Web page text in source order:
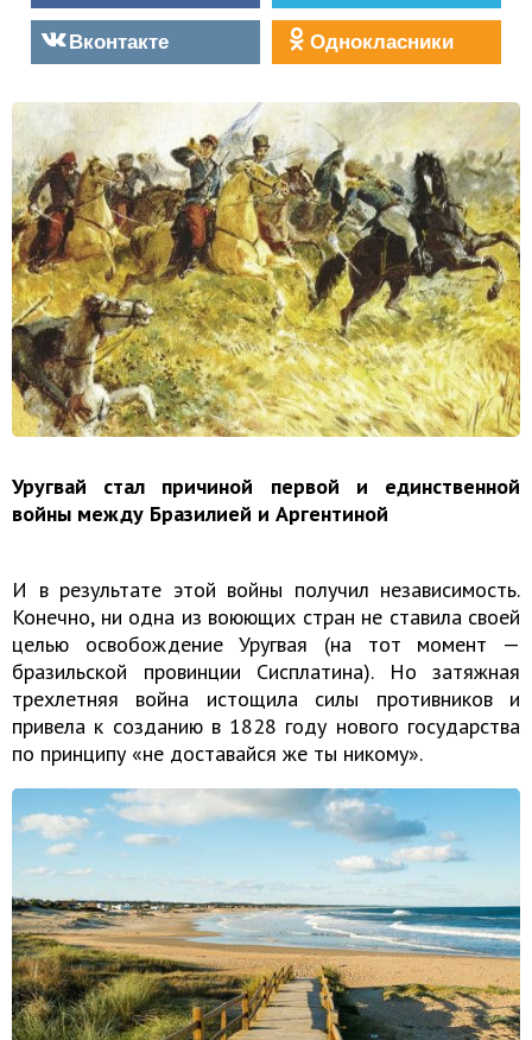
Вконтакте
Однокласники
Уругвай стал причиной первой и единственной
войны между Бразилией и Аргентиной
И в результате этой войны получил независимость.
Конечно, ни одна из воюющих стран не ставила своей
целью освобождение Уругвая (на тот момент —
бразильской провинции Сисплатина). Но затяжная
трехлетняя война истощила силы противников и
привела к созданию в 1828 году нового государства
по принципу «не доставайся же ты никому».